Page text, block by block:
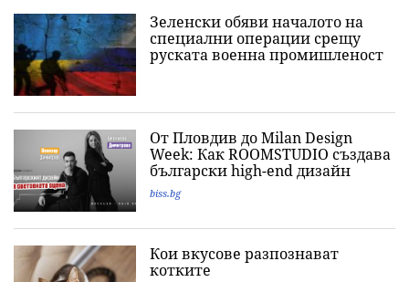
Зеленски обяви началото на
специални операции срещу
руската военна промишленост
От Пловдив до Milan Design
Week: Как ROOMSTUDIO създава
български high-end дизайн
biss.bg
Кои вкусове разпознават
котките